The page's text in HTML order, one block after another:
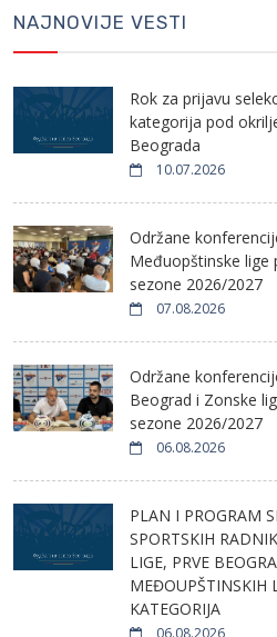
NAJNOVIJE VESTI
Rok za prijavu
kategorija pod
Beograda
10.07.2026
Održane
Međuopštinske lige
sezone 2026/2027
07.08.2026
Održane
Beograd i Zonske
sezone 2026/2027
06.08.2026
PLAN I PROGRAM
SPORTSKIH
LIGE, PRVE
MEĐOUPŠTINSKIH
KATEGORIJA
06.08.2026